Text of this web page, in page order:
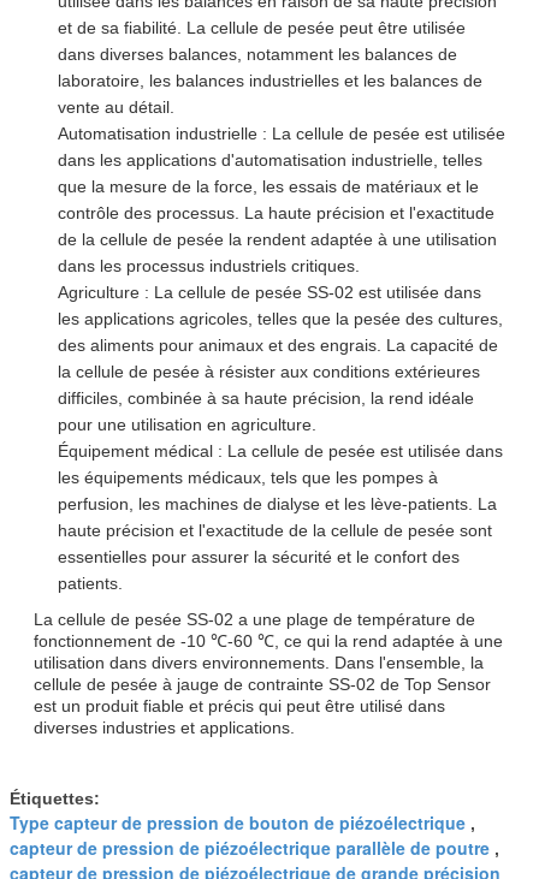
et de sa fiabilité. La cellule de pesée peut être utilisée
dans diverses balances, notamment les balances de
laboratoire, les balances industrielles et les balances de
vente au détail.
Automatisation industrielle : La cellule de pesée est utilisée
dans les applications d'automatisation industrielle, telles
que la mesure de la force, les essais de matériaux et le
contrôle des processus. La haute précision et l'exactitude
de la cellule de pesée la rendent adaptée à une utilisation
dans les processus industriels critiques.
Agriculture : La cellule de pesée SS-02 est utilisée dans
les applications agricoles, telles que la pesée des cultures,
des aliments pour animaux et des engrais. La capacité de
la cellule de pesée à résister aux conditions extérieures
difficiles, combinée à sa haute précision, la rend idéale
pour une utilisation en agriculture.
Équipement médical : La cellule de pesée est utilisée dans
les équipements médicaux, tels que les pompes à
perfusion, les machines de dialyse et les lève-patients. La
haute précision et l'exactitude de la cellule de pesée sont
essentielles pour assurer la sécurité et le confort des
patients.
La cellule de pesée SS-02 a une plage de température de
fonctionnement de -10 ℃-60 ℃, ce qui la rend adaptée à une
utilisation dans divers environnements. Dans l'ensemble, la
cellule de pesée à jauge de contrainte SS-02 de Top Sensor
est un produit fiable et précis qui peut être utilisé dans
diverses industries et applications.
Étiquettes:
Type capteur de pression de bouton de piézoélectrique ,
capteur de pression de piézoélectrique parallèle de poutre ,
capteur de pression de piézoélectrique de grande précision